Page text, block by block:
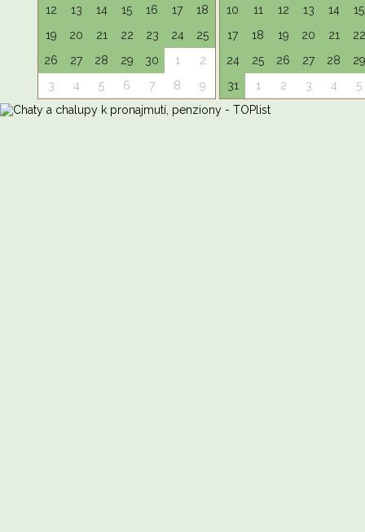
12
13 14 15 16 17
18
19
20 21 22 23 24
25
26
27 28 29 30 1
2
3
4 5 6 7 8 9
10
11 12 13 14
15
17
18 19 20 21
22
24
25 26 27 28
29
31
1 2 3 4 5